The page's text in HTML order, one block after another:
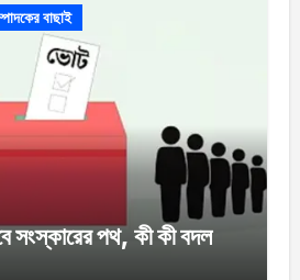
বাছাই
সংস্কারের পথ, কী কী বদল